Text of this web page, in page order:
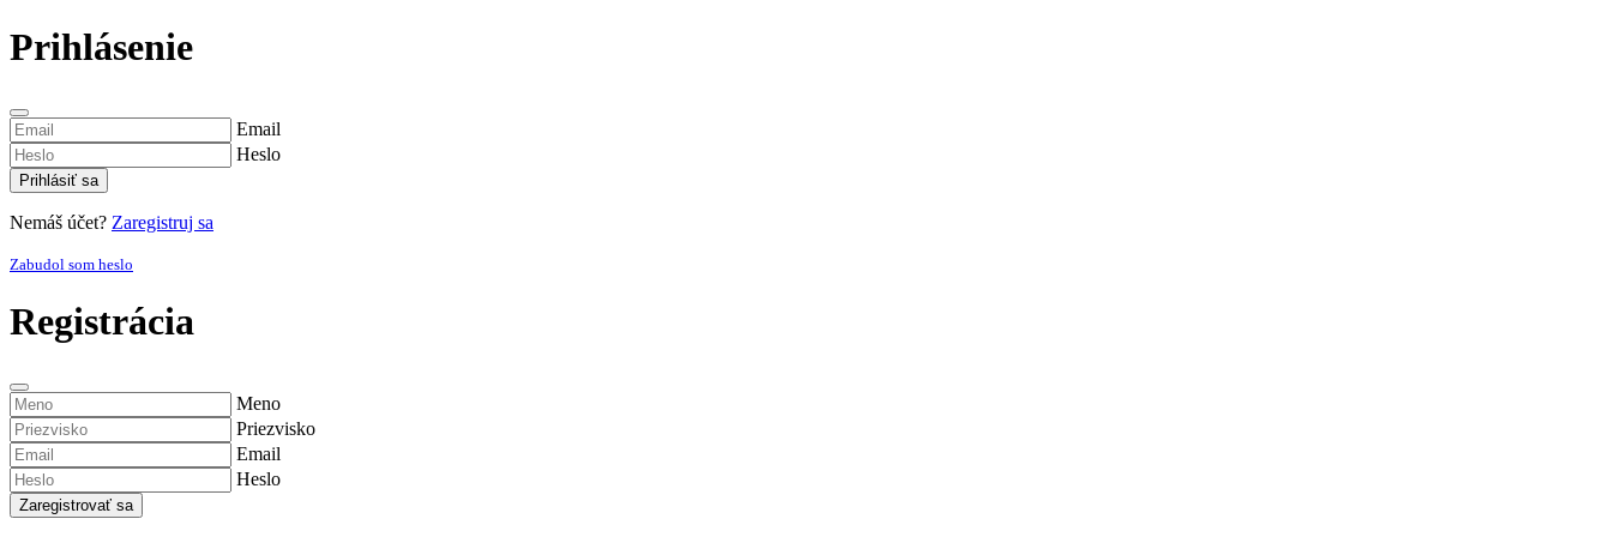
Prihlásenie
Email
Heslo
Prihlásiť sa
Nemáš účet? Zaregistruj sa
Zabudol som heslo
Registrácia
Meno
Priezvisko
Email
Heslo
Zaregistrovať sa